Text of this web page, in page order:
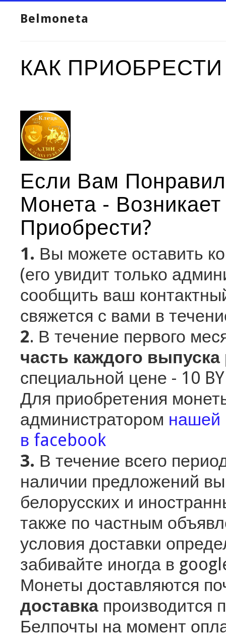
Belmoneta
КАК
Если Вам
Монета -
Приобрести?
1. Вы можете оставить
(его увидит только
сообщить ваш
свяжется с вами в
2. В течение первого
часть каждого выпуска
специальной цене - 10
Для приобретения
администратором нашей
в facebook
3. В течение всего
наличии предложений
белорусских и
также по частным
условия доставки
забивайте иногда в
Монеты доставляются
доставкапроизводится
Белпочты на момент